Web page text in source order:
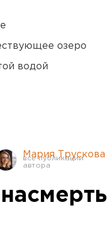
озеро
водой
Мария Трускова